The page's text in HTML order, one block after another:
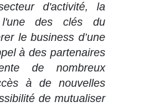
d'activité, la
l'une des clés du
le business d’une
à des partenaires
de nombreux
à de nouvelles
de mutualiser